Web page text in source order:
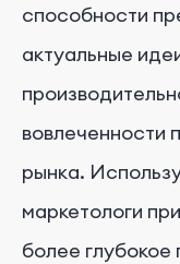
способности
актуальные
вовлеченности
рынка.
маркетологи
более